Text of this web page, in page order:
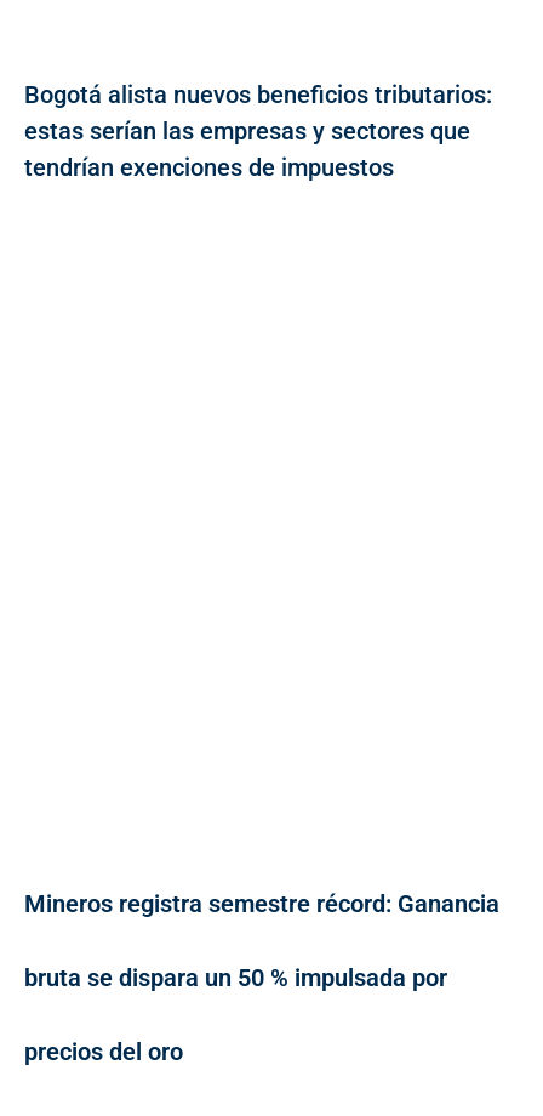
Bogotá alista nuevos beneficios tributarios:
estas serían las empresas y sectores que
tendrían exenciones de impuestos
Mineros registra semestre récord: Ganancia
bruta se dispara un 50 % impulsada por
precios del oro